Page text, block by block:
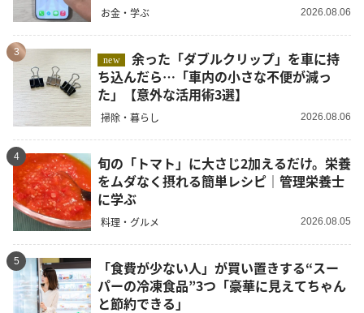
お金・学ぶ 2026.08.06
3
new
余った「ダブルクリップ」を車に持
ち込んだら…「車内の小さな不便が減っ
た」【意外な活用術3選】
掃除・暮らし 2026.08.06
4
旬の「トマト」に大さじ2加えるだけ。栄養
をムダなく摂れる簡単レシピ｜管理栄養士
に学ぶ
料理・グルメ 2026.08.05
5
「食費が少ない人」が買い置きする“スー
パーの冷凍食品”3つ「豪華に見えてちゃん
と節約できる」